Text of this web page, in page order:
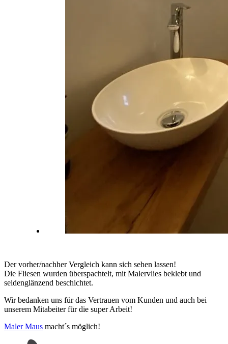
Der vorher/nachher Vergleich kann sich sehen lassen!
Die Fliesen wurden überspachtelt, mit Malervlies beklebt und
seidenglänzend beschichtet.
Wir bedanken uns für das Vertrauen vom Kunden und auch bei
unserem Mitabeiter für die super Arbeit!
Maler Maus macht´s möglich!